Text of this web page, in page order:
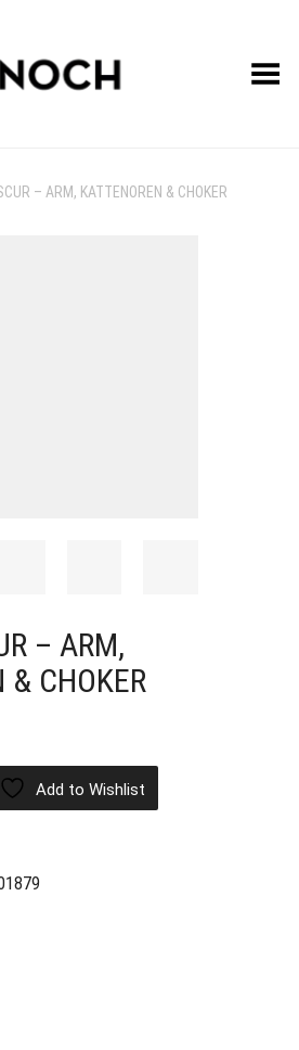
Toggle Menu
– ARM, KATTENOREN & CHOKER
– ARM,
& CHOKER
Add to Wishlist